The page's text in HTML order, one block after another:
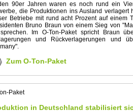
90er Jahren waren es noch rund ein
die Produktionen ins Ausland verlagert
Betriebe mit rund acht Prozent auf einem
Bruno Braun von einem Sieg von
Im O-Ton-Paket spricht Braun
und Rückverlagerungen und
Zum O-Ton-Paket
Paket
in Deutschland stabilisiert